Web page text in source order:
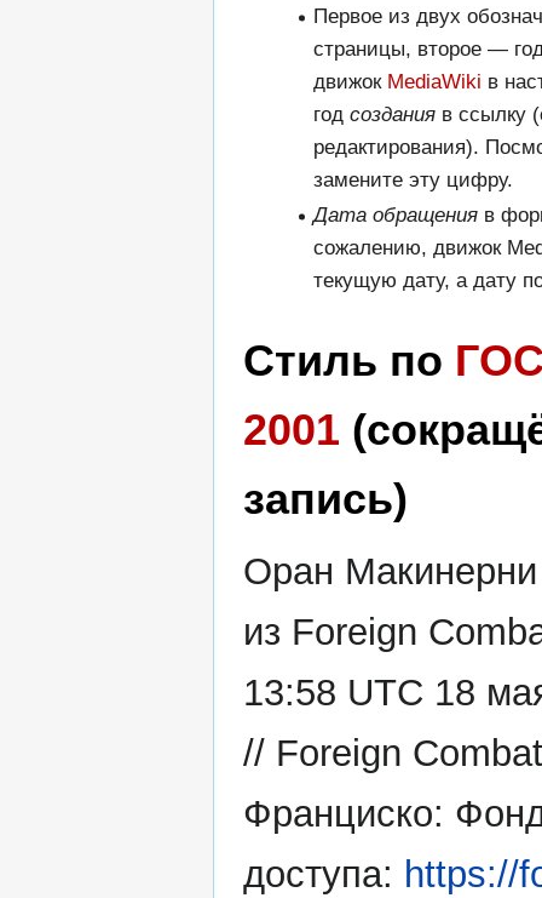
Первое из двух
страницы, второе —
движок MediaWiki в
год созданияв ссылку
редактирования).
замените эту цифру.
Дата обращенияв
сожалению, движок
текущую дату, а дату
Стиль по
2001
запись)
Оран
из Foreign
13:58 UTC 18
// Foreign
Франциско:
доступа: https://